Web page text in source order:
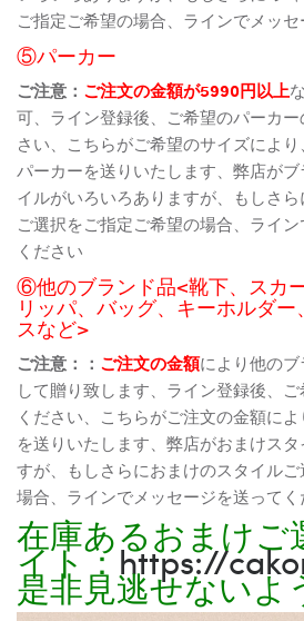
ご指定ご希望の場合、ラインでメッ
⑤パーカー
ご注意： ご注文の金額が5990円以上
可、ライン登録後、ご希望のパーカ
さい、こちらがご希望のサイズによ
パーカーを送りいたします、弊店が
イルがいろいろありますが、もしさ
ご選択をご指定ご希望の場合、ライ
ください
⑥他のブランド品<靴下、スカ
リッパ、バッグ、キーホルダ
スなど>
ご注意：： ご注文の金額により他の
して贈り致します、ライン登録後、
ください、こちらがご注文の金額に
を送りいたします、弊店がおまけス
すが、もしさらにおまけのスタイル
場合、ラインでメッセージを送ってく
在庫あるおまけご
イト：https://
是非見逃せないよ